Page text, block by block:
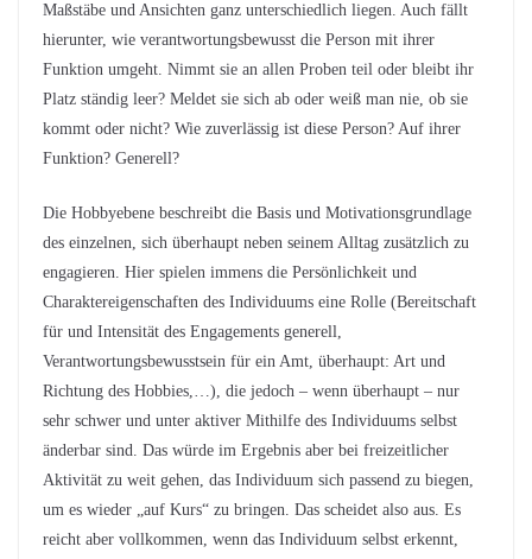
Maßstäbe und Ansichten ganz unterschiedlich liegen. Auch fällt
hierunter, wie verantwortungsbewusst die Person mit ihrer
Funktion umgeht. Nimmt sie an allen Proben teil oder bleibt ihr
Platz ständig leer? Meldet sie sich ab oder weiß man nie, ob sie
kommt oder nicht? Wie zuverlässig ist diese Person? Auf ihrer
Funktion? Generell?
Die Hobbyebene beschreibt die Basis und Motivationsgrundlage
des einzelnen, sich überhaupt neben seinem Alltag zusätzlich zu
engagieren. Hier spielen immens die Persönlichkeit und
Charaktereigenschaften des Individuums eine Rolle (Bereitschaft
für und Intensität des Engagements generell,
Verantwortungsbewusstsein für ein Amt, überhaupt: Art und
Richtung des Hobbies,…), die jedoch – wenn überhaupt – nur
sehr schwer und unter aktiver Mithilfe des Individuums selbst
änderbar sind. Das würde im Ergebnis aber bei freizeitlicher
Aktivität zu weit gehen, das Individuum sich passend zu biegen,
um es wieder „auf Kurs“ zu bringen. Das scheidet also aus. Es
reicht aber vollkommen, wenn das Individuum selbst erkennt,